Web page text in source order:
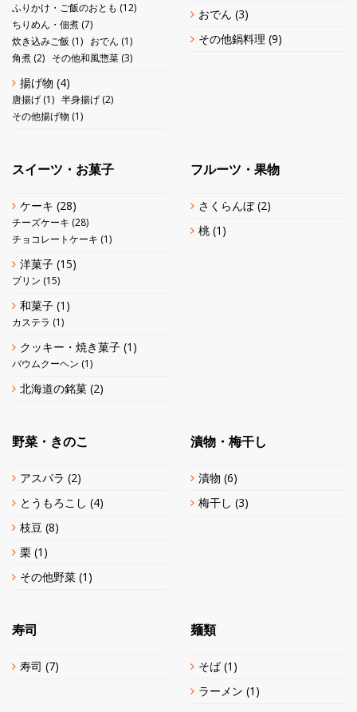
ふりかけ・ご飯のおとも (12)
ちりめん・佃煮 (7)
炊き込みご飯 (1) おでん (1)
角煮 (2) その他和風惣菜 (3)
揚げ物 (4)
唐揚げ (1) 半身揚げ (2)
その他揚げ物 (1)
おでん (3)
その他鍋料理 (9)
スイーツ・お菓子
ケーキ (28)
チーズケーキ (28)
チョコレートケーキ (1)
洋菓子 (15)
プリン (15)
和菓子 (1)
カステラ (1)
クッキー・焼き菓子 (1)
バウムクーヘン (1)
北海道の銘菓 (2)
フルーツ・果物
さくらんぼ(2)
桃 (1)
野菜・きのこ
アスパラ (2)
とうもろこし (4)
枝豆 (8)
栗 (1)
その他野菜 (1)
漬物・梅干し
漬物 (6)
梅干し (3)
寿司
寿司 (7)
麺類
そば(1)
ラーメン (1)